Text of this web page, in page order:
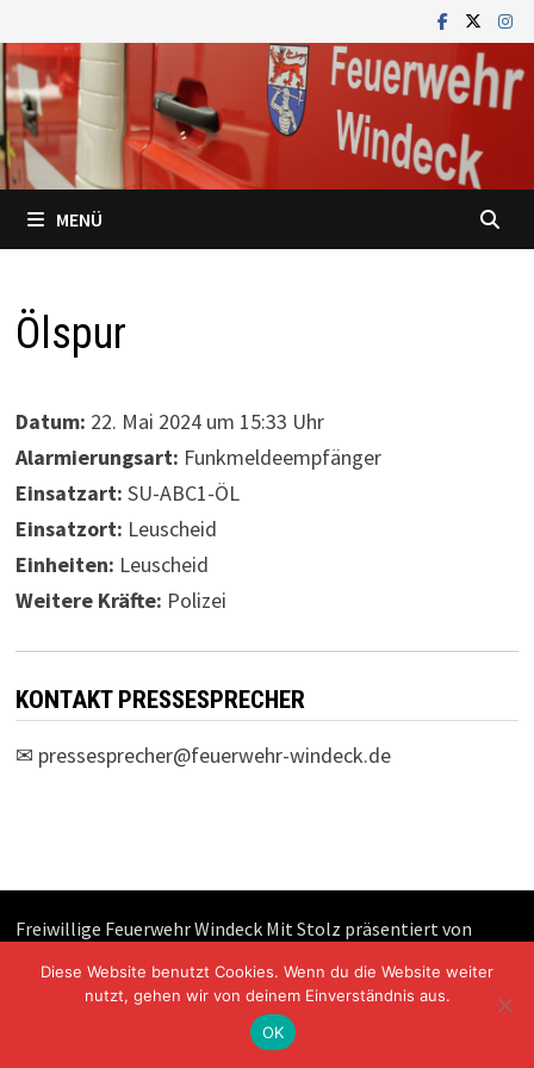
Inhalt
springen
MENÜ
Ölspur
Datum: 22. Mai 2024 um 15:33 Uhr
Alarmierungsart: Funkmeldeempfänger
Einsatzart: SU-ABC1-ÖL
Einsatzort: Leuscheid
Einheiten: Leuscheid
Weitere Kräfte: Polizei
KONTAKT PRESSESPRECHER
✉ pressesprecher@feuerwehr-windeck.de
Freiwillige Feuerwehr Windeck Mit Stolz präsentiert von
Diese Website benutzt Cookies. Wenn du die Website weiter
nutzt, gehen wir von deinem Einverständnis aus.
OK